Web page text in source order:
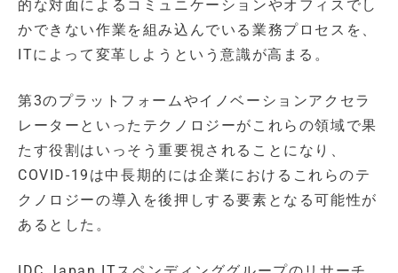
的な対面によるコミュニケーションやオフィスでし
かできない作業を組み込んでいる業務プロセスを、
ITによって変革しようという意識が高まる。
第3のプラットフォームやイノベーションアクセラ
レーターといったテクノロジーがこれらの領域で果
たす役割はいっそう重要視されることになり、
COVID-19は中長期的には企業におけるこれらのテ
クノロジーの導入を後押しする要素となる可能性が
あるとした。